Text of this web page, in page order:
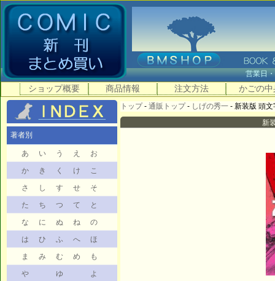
営業
ショップ概要 商品情報 注文方法 かごの中
著者別
あ い う え
お
か
き く け
こ
さ
し す せ
そ
た
ち つ て
と
な
に ぬ ね
の
は
ひ ふ へ
ほ
ま
み む め
も
や
ゆ
よ
トップ- 通販トップ- しげの秀一 - 新装版 頭
新